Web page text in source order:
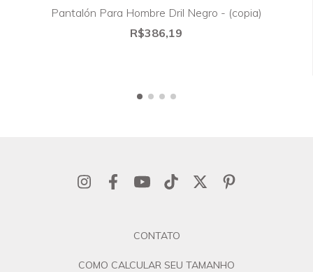
Pantalón Para Hombre Dril Negro - (copia)
R$386,19
CONTATO
COMO CALCULAR SEU TAMANHO